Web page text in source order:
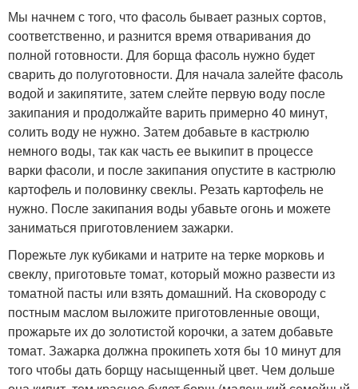
Мы начнем с того, что фасоль бывает разных сортов,
соответственно, и разнится время отваривания до
полной готовности. Для борща фасоль нужно будет
сварить до полуготовности. Для начала залейте фасоль
водой и закипятите, затем слейте первую воду после
закипания и продолжайте варить примерно 40 минут,
солить воду не нужно. Затем добавьте в кастрюлю
немного воды, так как часть ее выкипит в процессе
варки фасоли, и после закипания опустите в кастрюлю
картофель и половинку свеклы. Резать картофель не
нужно. После закипания воды убавьте огонь и можете
заниматься приготовлением зажарки.
Порежьте лук кубиками и натрите на терке морковь и
свеклу, приготовьте томат, который можно развести из
томатной пасты или взять домашний. На сковороду с
постным маслом выложите приготовленные овощи,
прожарьте их до золотистой корочки, а затем добавьте
томат. Зажарка должна прокипеть хотя бы 10 минут для
того чтобы дать борщу насыщенный цвет. Чем дольше